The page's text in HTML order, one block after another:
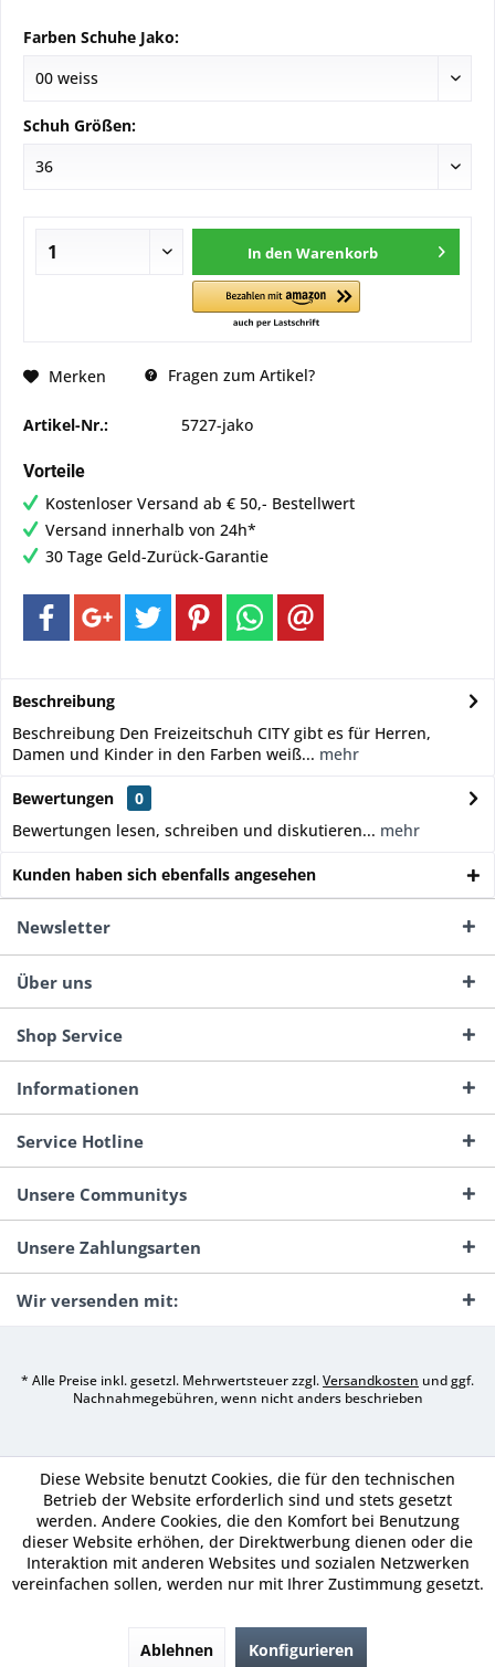
Farben Schuhe Jako:
Schuh Größen:
In den Warenkorb
Merken Fragen zum Artikel?
Artikel-Nr.: 5727-jako
Vorteile
Kostenloser Versand ab € 50,- Bestellwert
Versand innerhalb von 24h*
30 Tage Geld-Zurück-Garantie
Beschreibung
Beschreibung Den Freizeitschuh CITY gibt es für Herren,
Damen und Kinder in den Farben weiß... mehr
Bewertungen
0
Bewertungen lesen, schreiben und diskutieren... mehr
Kunden haben sich ebenfalls angesehen
Newsletter
Über uns
Shop Service
Informationen
Service Hotline
Unsere Communitys
Unsere Zahlungsarten
Wir versenden mit:
* Alle Preise inkl. gesetzl. Mehrwertsteuer zzgl.Versandkosten und ggf.
Nachnahmegebühren, wenn nicht anders beschrieben
Diese Website benutzt Cookies, die für den technischen
Betrieb der Website erforderlich sind und stets gesetzt
werden. Andere Cookies, die den Komfort bei Benutzung
dieser Website erhöhen, der Direktwerbung dienen oder die
Interaktion mit anderen Websites und sozialen Netzwerken
vereinfachen sollen, werden nur mit Ihrer Zustimmung gesetzt.
Ablehnen Konfigurieren